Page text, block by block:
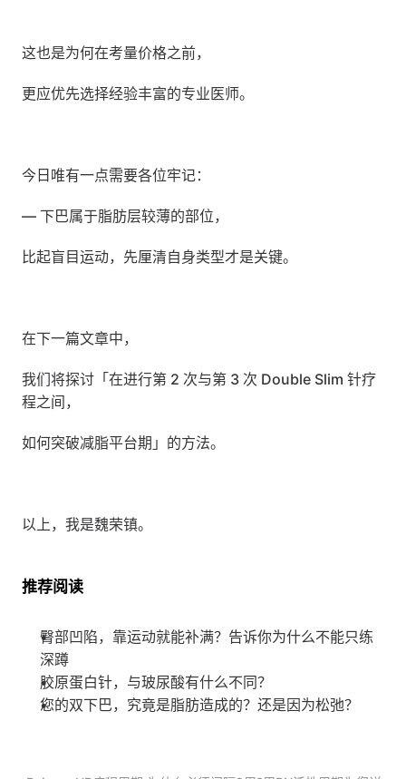
这也是为何在考量价格之前，
更应优先选择经验丰富的专业医师。
今日唯有一点需要各位牢记：
— 下巴属于脂肪层较薄的部位，
比起盲目运动，先厘清自身类型才是关键。
在下一篇文章中，
我们将探讨「在进行第 2 次与第 3 次 Double Slim 针疗
程之间，
如何突破减脂平台期」的方法。
以上，我是魏荣镇。
推荐阅读
臀部凹陷，靠运动就能补满？告诉你为什么不能只练
深蹲
胶原蛋白针，与玻尿酸有什么不同？
您的双下巴，究竟是脂肪造成的？还是因为松弛？